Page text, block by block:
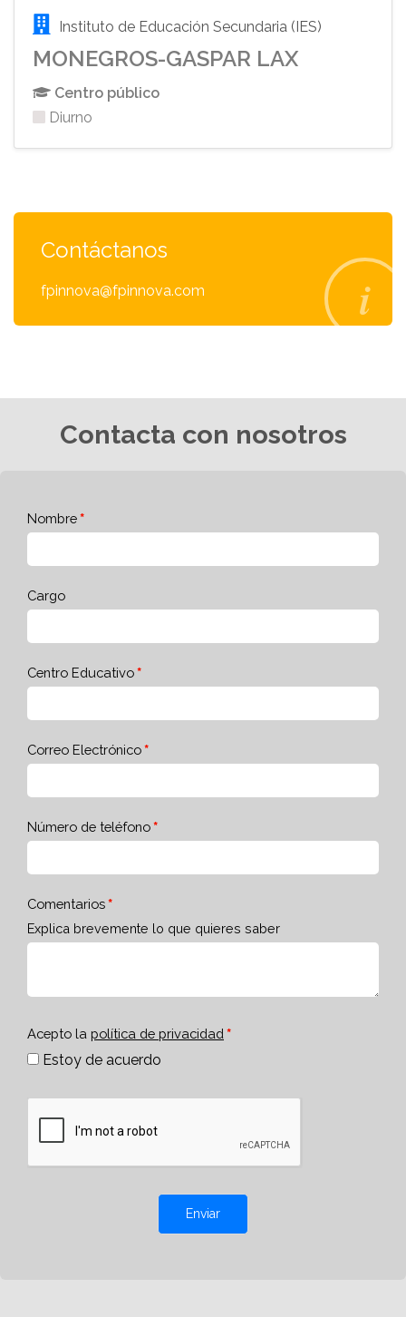
Instituto de Educación Secundaria (IES)
MONEGROS-GASPAR LAX
Centro público
Diurno
Contáctanos
fpinnova@fpinnova.com
Contacta con nosotros
Nombre
Cargo
Centro Educativo
Correo Electrónico
Número de teléfono
Comentarios
Explica brevemente lo que quieres saber
Acepto la política de privacidad
Estoy de acuerdo
Enviar